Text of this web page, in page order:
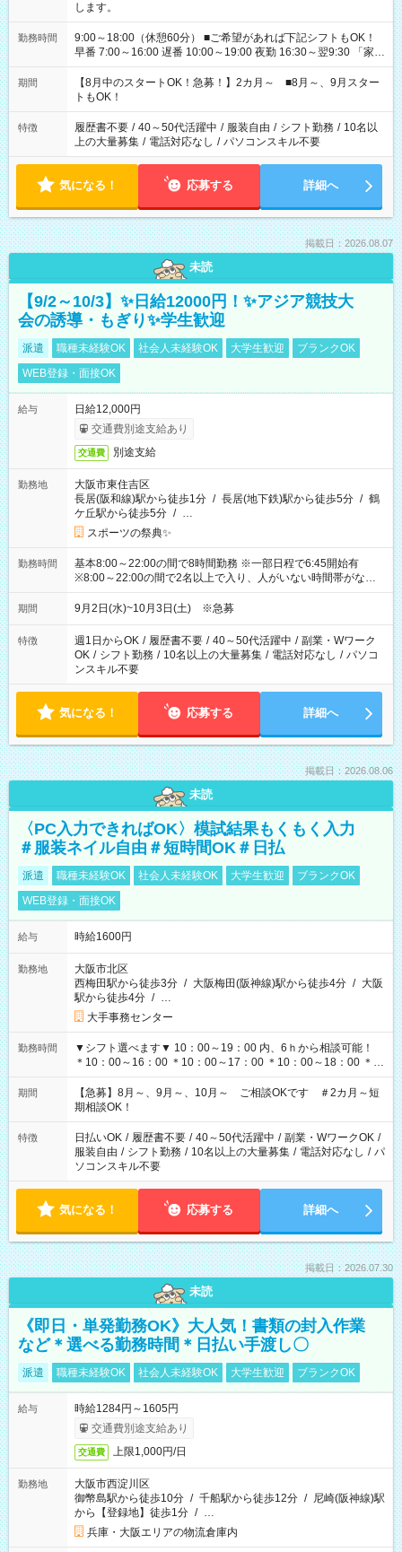
します。
勤務時間
9:00～18:00（休憩60分） ■ご希望があれば下記シフトもOK！
早番 7:00～16:00 遅番 10:00～19:00 夜勤 16:30～翌9:30 「家族
と休みを合わせたい」 「余裕を持って夕飯の準備がしたい」
「できれば残業はしたくない」 など、ご希望を教えてください
ね。 ※Wワーク希望の方へ 今ご覧のお仕事で希望する勤務時間
と、もう1つのお仕事の勤務時間。 合計で週40時間を超える場
合は応募できません。
期間
【8月中のスタートOK！急募！】2カ月～ ■8月～、9月スター
トもOK！
特徴 履歴書不要 / 40～50代活躍中 / 服装自由 / シフト勤務 / 10名以
上の大量募集 / 電話対応なし / パソコンスキル不要
気になる！ 応募する 詳細へ
掲載日：2026.08.07
未読
【9/2～10/3】✨日給12000円！✨アジア競技大
会の誘導・もぎり✨学生歓迎
派遣 職種未経験OK 社会人未経験OK 大学生歓迎
ブランクOK
WEB登録・面接OK
給与
日給12,000円
交通費別途支給あり
交通費 別途支給
勤務地
大阪市東住吉区
長居(阪和線)駅から徒歩1分 / 長居(地下鉄)駅から徒歩5分 / 鶴
ケ丘駅から徒歩5分 / …
スポーツの祭典✨
勤務時間
基本8:00～22:00の間で8時間勤務 ※一部日程で6:45開始有
※8:00～22:00の間で2名以上で入り、人がいない時間帯がない
ように相方と時間を分け合うイメージです
期間 9月2日(水)~10月3日(土) ※急募
特徴 週1日からOK / 履歴書不要 / 40～50代活躍中 / 副業・Wワーク
OK / シフト勤務 / 10名以上の大量募集 / 電話対応なし / パソコ
ンスキル不要
気になる！ 応募する 詳細へ
掲載日：2026.08.06
未読
〈PC入力できればOK〉模試結果もくもく入力
＃服装ネイル自由＃短時間OK＃日払
派遣 職種未経験OK 社会人未経験OK 大学生歓迎
ブランクOK
WEB登録・面接OK
給与 時給1600円
勤務地
大阪市北区
西梅田駅から徒歩3分 / 大阪梅田(阪神線)駅から徒歩4分 / 大阪
駅から徒歩4分 / …
大手事務センター
勤務時間
▼シフト選べます▼ 10：00～19：00 内、6ｈから相談可能！
＊10：00～16：00 ＊10：00～17：00 ＊10：00～18：00 ＊
11：00～19：00 ＊12：00～19：00 ＊13：00～19：00
期間
【急募】8月～、9月～、10月～ ご相談OKです ＃2カ月～短
期相談OK！
特徴 日払いOK / 履歴書不要 / 40～50代活躍中 / 副業・WワークOK /
服装自由 / シフト勤務 / 10名以上の大量募集 / 電話対応なし / パ
ソコンスキル不要
気になる！ 応募する 詳細へ
掲載日：2026.07.30
未読
《即日・単発勤務OK》大人気！書類の封入作業
など＊選べる勤務時間＊日払い手渡し〇
派遣 職種未経験OK 社会人未経験OK 大学生歓迎 ブランクOK
給与
時給1284円～1605円
交通費別途支給あり
交通費 上限1,000円/日
勤務地
大阪市西淀川区
御幣島駅から徒歩10分 / 千船駅から徒歩12分 / 尼崎(阪神線)駅
から【登録地】徒歩1分 / …
兵庫・大阪エリアの物流倉庫内